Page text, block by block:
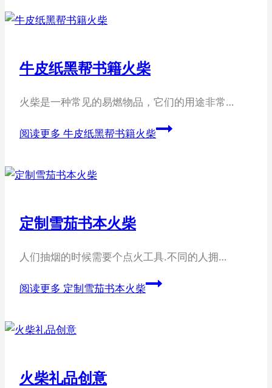
牛皮纸黑帮书籍火柴
火柴是一种常见的易燃物品，它们的用途非常…
阅读更多 牛皮纸黑帮书籍火柴
定制雪茄书本火柴
人们抽烟的时候需要个点火工具.不同的人拥…
阅读更多 定制雪茄书本火柴
火柴礼品创意